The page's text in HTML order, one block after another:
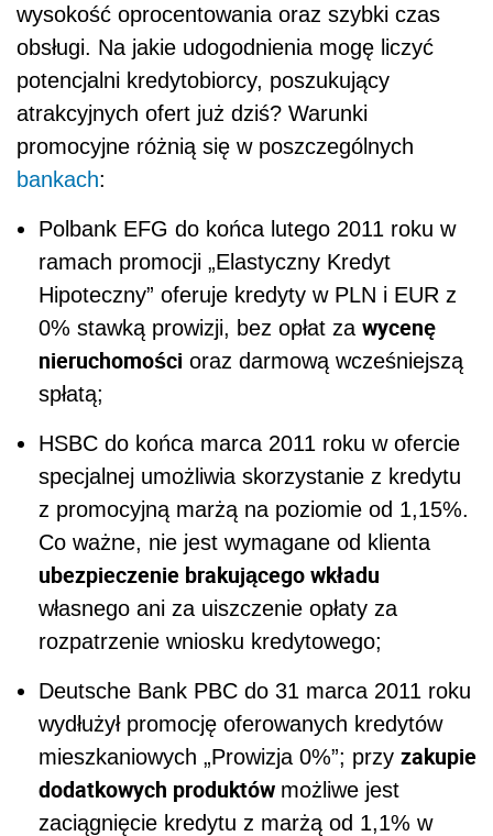
wysokość oprocentowania oraz szybki czas
obsługi. Na jakie udogodnienia mogę liczyć
potencjalni kredytobiorcy, poszukujący
atrakcyjnych ofert już dziś? Warunki
promocyjne różnią się w poszczególnych
bankach:
Polbank EFG do końca lutego 2011 roku w
ramach promocji „Elastyczny Kredyt
Hipoteczny” oferuje kredyty w PLN i EUR z
0% stawką prowizji, bez opłat za wycenę
nieruchomości oraz darmową wcześniejszą
spłatą;
HSBC do końca marca 2011 roku w ofercie
specjalnej umożliwia skorzystanie z kredytu
z promocyjną marżą na poziomie od 1,15%.
Co ważne, nie jest wymagane od klienta
ubezpieczenie brakującego wkładu
własnego ani za uiszczenie opłaty za
rozpatrzenie wniosku kredytowego;
Deutsche Bank PBC do 31 marca 2011 roku
wydłużył promocję oferowanych kredytów
mieszkaniowych „Prowizja 0%”; przy zakupie
dodatkowych produktów możliwe jest
zaciągnięcie kredytu z marżą od 1,1% w